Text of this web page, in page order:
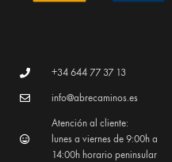
+34 644 77 37 13
info@abrecaminos.es
Atención al cliente:
lunes a viernes de 9:00h a
14:00h horario peninsular